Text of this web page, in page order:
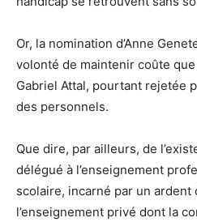
Or, la nomination d’Anne
volonté de maintenir coûte
Gabriel Attal, pourtant rejetée
des personnels.
Que dire, par ailleurs, de
délégué à l’enseignement
scolaire, incarné par un ardent
l’enseignement privé dont la